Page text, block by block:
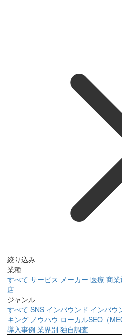
絞り込み
業種
すべて サービス メーカー 医療 商
店
ジャンル
すべて SNS インバウンド インバウ
キング ノウハウ ローカルSEO（
導入事例 業界別 独自調査